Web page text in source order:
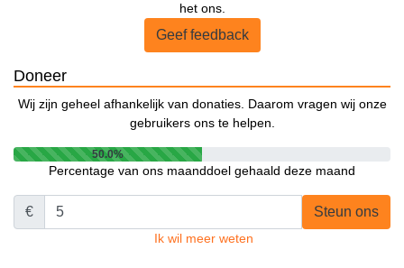
het ons.
Geef feedback
Doneer
Wij zijn geheel afhankelijk van donaties. Daarom vragen wij onze
gebruikers ons te helpen.
50.0%
Percentage van ons maanddoel gehaald deze maand
€ Steun ons
Ik wil meer weten